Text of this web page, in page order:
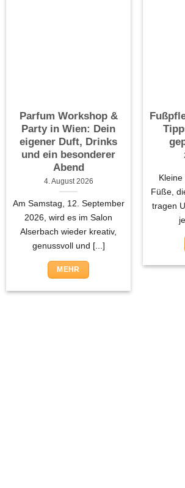
Parfum Workshop &
Party in Wien: Dein
eigener Duft, Drinks
und ein besonderer
Abend
4. August 2026
Am Samstag, 12. September
2026, wird es im Salon
Alserbach wieder kreativ,
genussvoll und [...]
MEHR
Füße,
tragen